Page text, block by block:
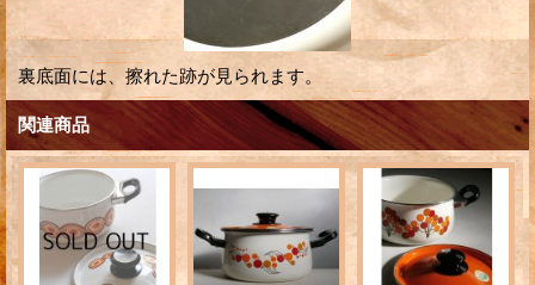
裏底面には、擦れた跡が見られます。
関連商品